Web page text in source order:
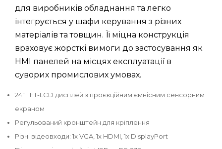
для виробників обладнання та легко
інтегрується у шафи керування з різних
матеріалів та товщин. Її міцна конструкція
враховує жорсткі вимоги до застосування як
HMI панелей на місцях експлуатації в
суворих промислових умовах.
24" TFT-LCD дисплей з проєкційним ємнісним сенсорним
екраном
Регульований кронштейн для кріплення
Різні відеовходи: 1x VGA, 1x HDMI, 1x DisplayPort